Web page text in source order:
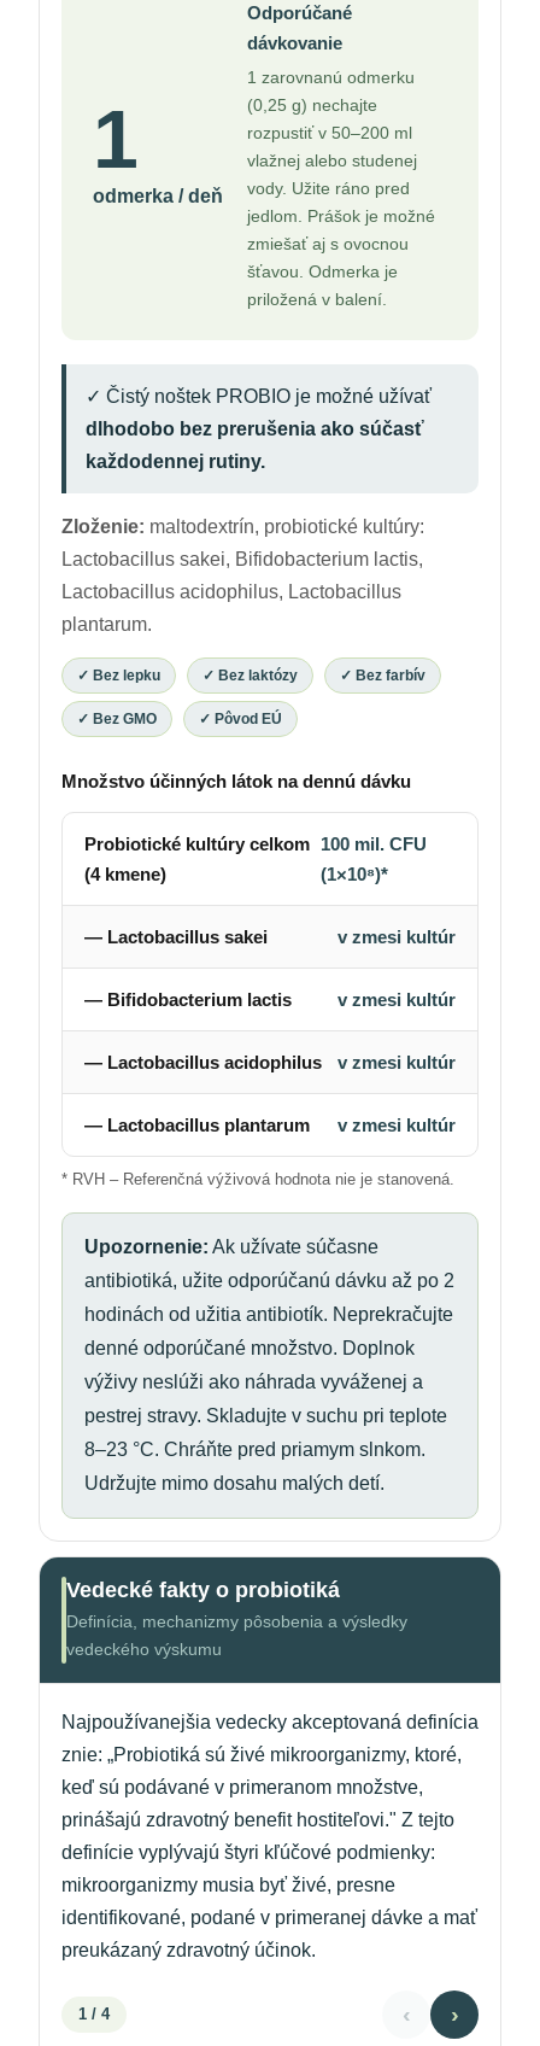
1
odmerka / deň
Odporúčané
dávkovanie
1 zarovnanú odmerku
(0,25 g) nechajte
rozpustiť v 50–200 ml
vlažnej alebo studenej
vody. Užite ráno pred
jedlom. Prášok je možné
zmiešať aj s ovocnou
šťavou. Odmerka je
priložená v balení.
✓ Čistý noštek PROBIO je možné užívať
dlhodobo bez prerušenia ako súčasť
každodennej rutiny.
Zloženie: maltodextrín, probiotické kultúry:
Lactobacillus sakei, Bifidobacterium lactis,
Lactobacillus acidophilus, Lactobacillus
plantarum.
✓ Bez lepku ✓ Bez laktózy ✓ Bez farbív
✓ Bez GMO ✓ Pôvod EÚ
Množstvo účinných látok na dennú dávku
Probiotické kultúry celkom
(4 kmene)
100 mil. CFU
(1×10⁸)*
— Lactobacillus sakei v zmesi kultúr
— Bifidobacterium lactis v zmesi kultúr
— Lactobacillus acidophilus v zmesi kultúr
— Lactobacillus plantarum v zmesi kultúr
* RVH – Referenčná výživová hodnota nie je stanovená.
Upozornenie: Ak užívate súčasne
antibiotiká, užite odporúčanú dávku až po 2
hodinách od užitia antibiotík. Neprekračujte
denné odporúčané množstvo. Doplnok
výživy neslúži ako náhrada vyváženej a
pestrej stravy. Skladujte v suchu pri teplote
8–23 °C. Chráňte pred priamym slnkom.
Udržujte mimo dosahu malých detí.
Vedecké fakty o probiotiká
Definícia, mechanizmy pôsobenia a výsledky
vedeckého výskumu
Najpoužívanejšia vedecky akceptovaná definícia
znie: „Probiotiká sú živé mikroorganizmy, ktoré,
keď sú podávané v primeranom množstve,
prinášajú zdravotný benefit hostiteľovi." Z tejto
definície vyplývajú štyri kľúčové podmienky:
mikroorganizmy musia byť živé, presne
identifikované, podané v primeranej dávke a mať
preukázaný zdravotný účinok.
1 / 4 ‹ ›